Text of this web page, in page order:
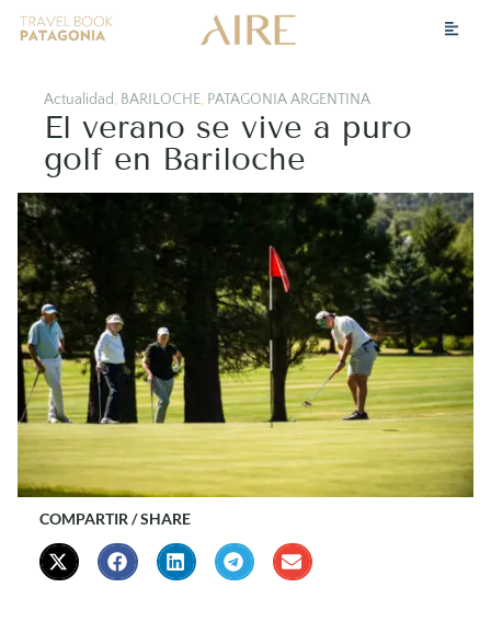
Actualidad, BARILOCHE, PATAGONIA ARGENTINA
El verano se vive a puro
golf en Bariloche
COMPARTIR / SHARE